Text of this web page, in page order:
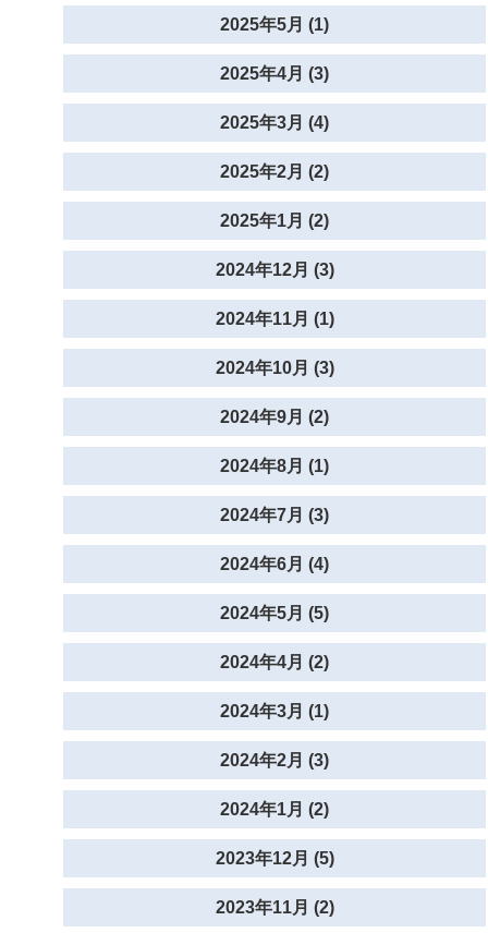
2025年5月 (1)
2025年4月 (3)
2025年3月 (4)
2025年2月 (2)
2025年1月 (2)
2024年12月 (3)
2024年11月 (1)
2024年10月 (3)
2024年9月 (2)
2024年8月 (1)
2024年7月 (3)
2024年6月 (4)
2024年5月 (5)
2024年4月 (2)
2024年3月 (1)
2024年2月 (3)
2024年1月 (2)
2023年12月 (5)
2023年11月 (2)